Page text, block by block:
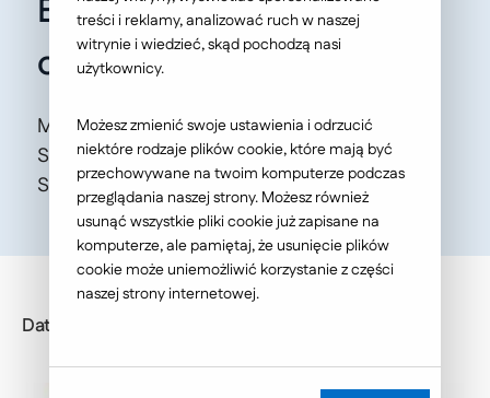
Efektywne serwisy WWW
cz.5
Magazyn dla grafików komputerowych, .psd
Starter Kit nr 5 (1/2008). Autor: Łukasz
Szymański.
Data publikacji: 2007-08-08
treści i reklamy, analizować ruch w naszej
witrynie i wiedzieć, skąd pochodzą nasi
użytkownicy.
Możesz zmienić swoje ustawienia i odrzucić
niektóre rodzaje plików cookie, które mają być
przechowywane na twoim komputerze podczas
przeglądania naszej strony. Możesz również
usunąć wszystkie pliki cookie już zapisane na
komputerze, ale pamiętaj, że usunięcie plików
cookie może uniemożliwić korzystanie z części
naszej strony internetowej.